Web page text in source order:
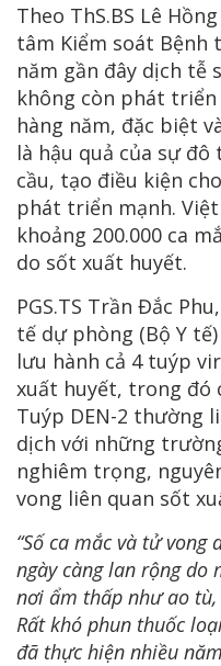
Theo ThS.BS Lê
tâm Kiểm soát Bệnh
năm gần đây dịch tễ
không còn phát
hàng năm, đặc biệt
là hậu quả của sự
cầu, tạo điều kiện
phát triển mạnh.
khoảng 200.000 ca
do sốt xuất huyết.
PGS.TS Trần Đắc
tế dự phòng (Bộ Y
lưu hành cả 4 tuýp
xuất huyết, trong đó
Tuýp DEN-2 thường
dịch với những
nghiêm trọng,
vong liên quan sốt
“Số ca mắc và tử vong
ngày càng lan rộng do
nơi ẩm thấp như ao
Rất khó phun thuốc
đã thực hiện nhiều